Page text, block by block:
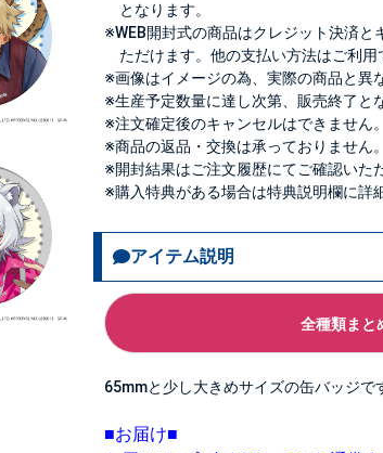
となります。
※WEB開封式の商品はクレジット決済
ただけます。他の支払い方法はご利用
※画像はイメージの為、実際の商品と異
※生産予定数量に達し次第、販売終了と
※注文確定後のキャンセルはできません。
※商品の返品・交換は承っておりません。
※開封結果はご注文履歴にてご確認いた
※購入特典がある場合は特典説明欄に詳
アイテム説明
全種類まと
65mmと少し大きめサイズの缶バッジで
■お届け■